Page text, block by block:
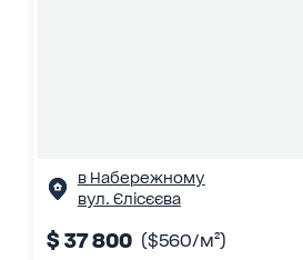
в Набережному
вул. Єлісєєва
$ 37 800 ($560/м²)